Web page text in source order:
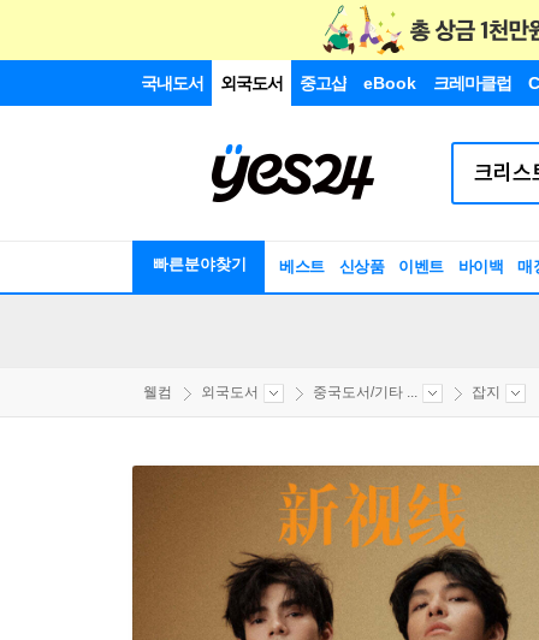
국내도서 외국도서 중고샵 eBook 크레마클럽
빠른분야찾기 베스트 신상품 이벤트 바이백 매
웰컴 외국도서 중국도서/기타 ... 잡지